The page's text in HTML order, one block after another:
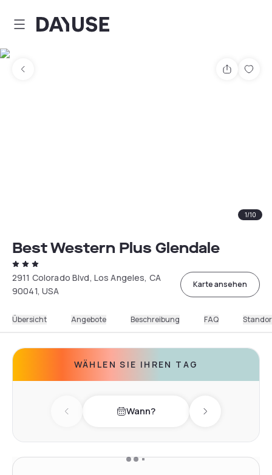
Dayuse
Teilen
1/10
Best Western Plus Glendale
2911 Colorado Blvd, Los Angeles, CA
90041, USA
Karte ansehen
Übersicht Angebote Beschreibung FAQ
WÄHLEN SIE IHREN TAG
Previous day Wann? Next day